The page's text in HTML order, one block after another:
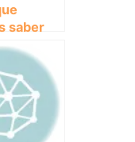
saber
para
y